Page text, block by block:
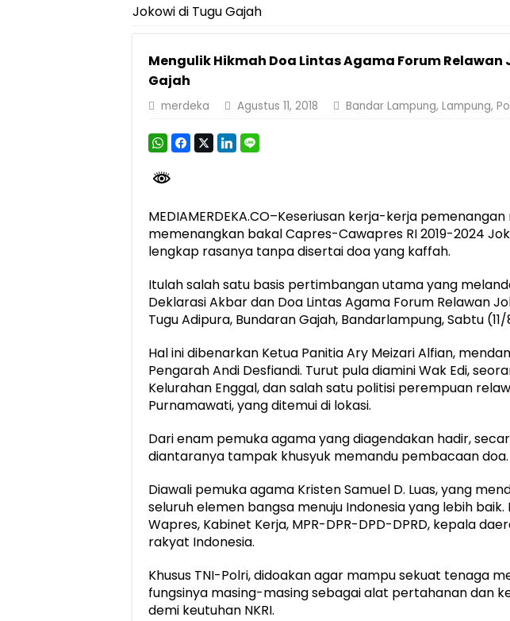
Pemprov Lampung Perkuat Pembangunan Rumah Layak Huni untuk
Dirut Jasa Raharja Dampingi Wamenhub Tinjau Penanganan Korban
Pastikan Pelayanan Maksimal, Direksi Jasa Raharja Tinjau Korban
Gubernur Mirza Ajak IAI Darul Fattah Cetak SDM Adaptif Berlandaskan
Purnama Wulan Sari Mirza Buka SiSeSa Roadshow Lampung 2026,
Jokowi di Tugu Gajah
Mengulik Hikmah Doa Lintas Agama Forum Relawan
Gajah
merdeka Agustus 11, 2018 Bandar Lampung, Lampung,
MEDIAMERDEKA.CO–Keseriusan kerja-kerja
memenangkan bakal Capres-Cawapres RI 2019-2024
lengkap rasanya tanpa disertai doa yang kaffah.
Itulah salah satu basis pertimbangan utama yang
Deklarasi Akbar dan Doa Lintas Agama Forum Relawan
Tugu Adipura, Bundaran Gajah, Bandarlampung, Sabtu
Hal ini dibenarkan Ketua Panitia Ary Meizari Alfian,
Pengarah Andi Desfiandi. Turut pula diamini Wak Edi,
Kelurahan Enggal, dan salah satu politisi perempuan
Purnamawati, yang ditemui di lokasi.
Dari enam pemuka agama yang diagendakan hadir,
diantaranya tampak khusyuk memandu pembacaan doa.
Diawali pemuka agama Kristen Samuel D. Luas, yang
seluruh elemen bangsa menuju Indonesia yang lebih baik.
Wapres, Kabinet Kerja, MPR-DPR-DPD-DPRD, kepala
rakyat Indonesia.
Khusus TNI-Polri, didoakan agar mampu sekuat tenaga
fungsinya masing-masing sebagai alat pertahanan dan
demi keutuhan NKRI.